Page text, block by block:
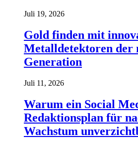
Juli 19, 2026
Gold finden mit
Metalldetektoren der
Generation
Juli 11, 2026
Warum ein Social
Redaktionsplan für
Wachstum